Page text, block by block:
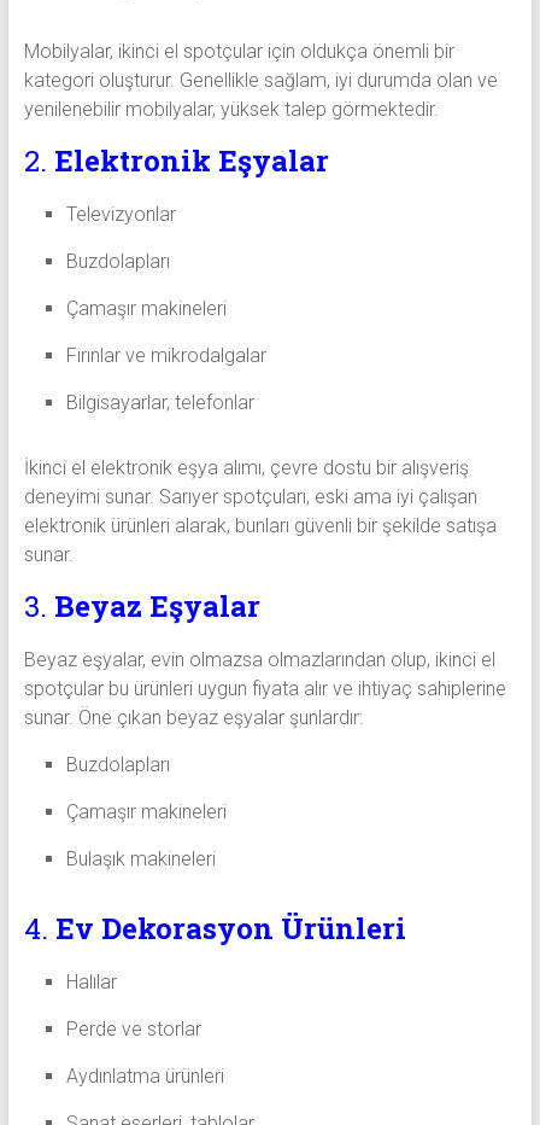
Mobilyalar, ikinci el spotçular için oldukça önemli bir
kategori oluşturur. Genellikle sağlam, iyi durumda olan ve
yenilenebilir mobilyalar, yüksek talep görmektedir.
2. Elektronik Eşyalar
Televizyonlar
Buzdolapları
Çamaşır makineleri
Fırınlar ve mikrodalgalar
Bilgisayarlar, telefonlar
İkinci el elektronik eşya alımı, çevre dostu bir alışveriş
deneyimi sunar. Sarıyer spotçuları, eski ama iyi çalışan
elektronik ürünleri alarak, bunları güvenli bir şekilde satışa
sunar.
3. Beyaz Eşyalar
Beyaz eşyalar, evin olmazsa olmazlarından olup, ikinci el
spotçular bu ürünleri uygun fiyata alır ve ihtiyaç sahiplerine
sunar. Öne çıkan beyaz eşyalar şunlardır:
Buzdolapları
Çamaşır makineleri
Bulaşık makineleri
4. Ev Dekorasyon Ürünleri
Halılar
Perde ve storlar
Aydınlatma ürünleri